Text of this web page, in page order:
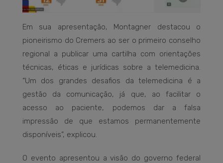
Em sua apresentação, Montagner destacou o
pioneirismo do Cremers ao ser o primeiro conselho
regional a publicar uma cartilha com orientações
técnicas, éticas e jurídicas sobre a telemedicina.
“Um dos grandes desafios da telemedicina é a
gestão da comunicação, já que, ao facilitar o
acesso ao paciente, podemos dar a falsa
impressão de que estamos permanentemente
disponíveis”, explicou.
O evento apresentou a visão do governo federal